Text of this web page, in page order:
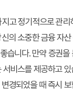
고 정기적으로 관
의 소중한 금융 자
습니다. 만약 증권
비스를 제공하고
경되었을 때 즉시